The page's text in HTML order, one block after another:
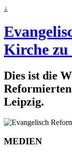
↓
Kirche
Dies ist die
Leipzig.
MEDIEN